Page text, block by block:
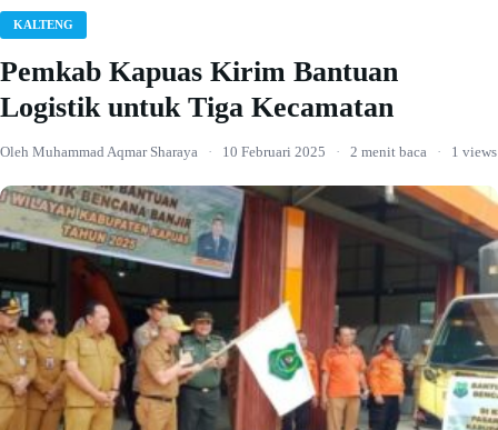
KALTENG
Pemkab Kapuas Kirim Bantuan
Logistik untuk Tiga Kecamatan
Oleh Muhammad Aqmar Sharaya · 10 Februari 2025 · 2 menit baca · 1 views